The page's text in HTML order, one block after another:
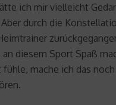
ich mir vielleicht
durch die
diesem Sport Spaß
mache ich das